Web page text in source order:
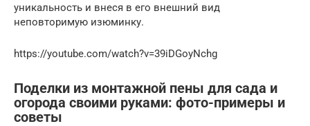
уникальность и внеся в его внешний вид
неповторимую изюминку.
https://youtube.com/watch?v=39iDGoyNchg
Поделки из монтажной пены для сада и
огорода своими руками: фото-примеры и
советы